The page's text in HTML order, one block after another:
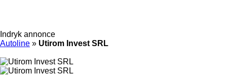
Indryk annonce
Autoline » Utirom Invest SRL